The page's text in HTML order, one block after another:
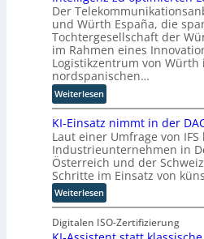
e
r
n
n
w
i
r
d
n
e
u
r
W
a
g
-
C
E
D
-
Z
w
i
l
l
i
n
g
f
ü
r
T
t
Der
und Würth España, die
Tochtergesellschaft der
im Rahmen eines
Logistikzentrum von Würth
nordspanischen…
Weiterlesen:
M
i
t
Q
u
a
n
t
e
KI-Einsatz nimmt in der
Laut einer Umfrage von
Industrieunternehmen in
Österreich und der
Schritte im Einsatz von
Weiterlesen:
K
I
-
Digitalen ISO-Zertifizierung